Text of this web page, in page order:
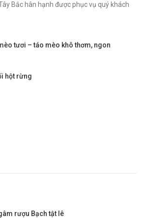
Bắc hân hạnh được phục vụ quý khách
tươi – táo mèo khô thơm, ngon
hột rừng
rượu Bạch tật lê